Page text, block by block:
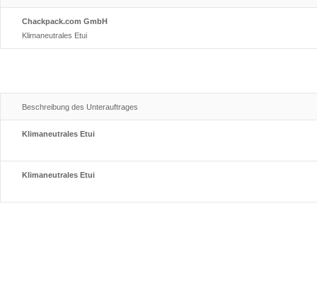
Chackpack.com GmbH
Klimaneutrales Etui
Beschreibung des Unterauftrages
Klimaneutrales Etui
Klimaneutrales Etui